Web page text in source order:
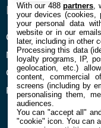
ENTREPRISE
Qui sommes nous
Mentions légales et
Confidentialité et
Préférences cookies
With our 488partners
your devices (cookies,
your personal data
website or in our
later, including in other
Processing this data
loyalty programs, IP,
geolocation, etc.)
content, commercial
screens (including by
personalising them,
audiences.
You can "accept all"
"cookie" icon. You can